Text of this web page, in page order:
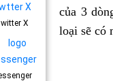
X
của 3
loại sẽ có